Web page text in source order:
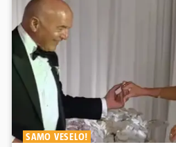
SAMO VESELO!